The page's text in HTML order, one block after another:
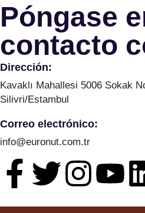
Póngase
contacto
Dirección:
Kavaklı Mahallesi 5006 Sokak
Silivri/Estambul
Correo electrónico:
info@euronut.com.tr